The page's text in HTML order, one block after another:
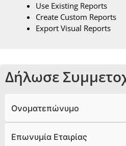
Use Existing Reports
Create Custom Reports
Export Visual Reports
Δήλωσε
Ονοματεπώνυμο
Επωνυμία Εταιρίας